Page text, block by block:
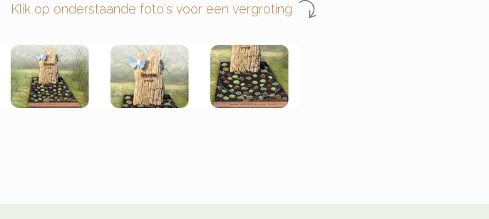
Klik op onderstaande foto's voor een vergroting